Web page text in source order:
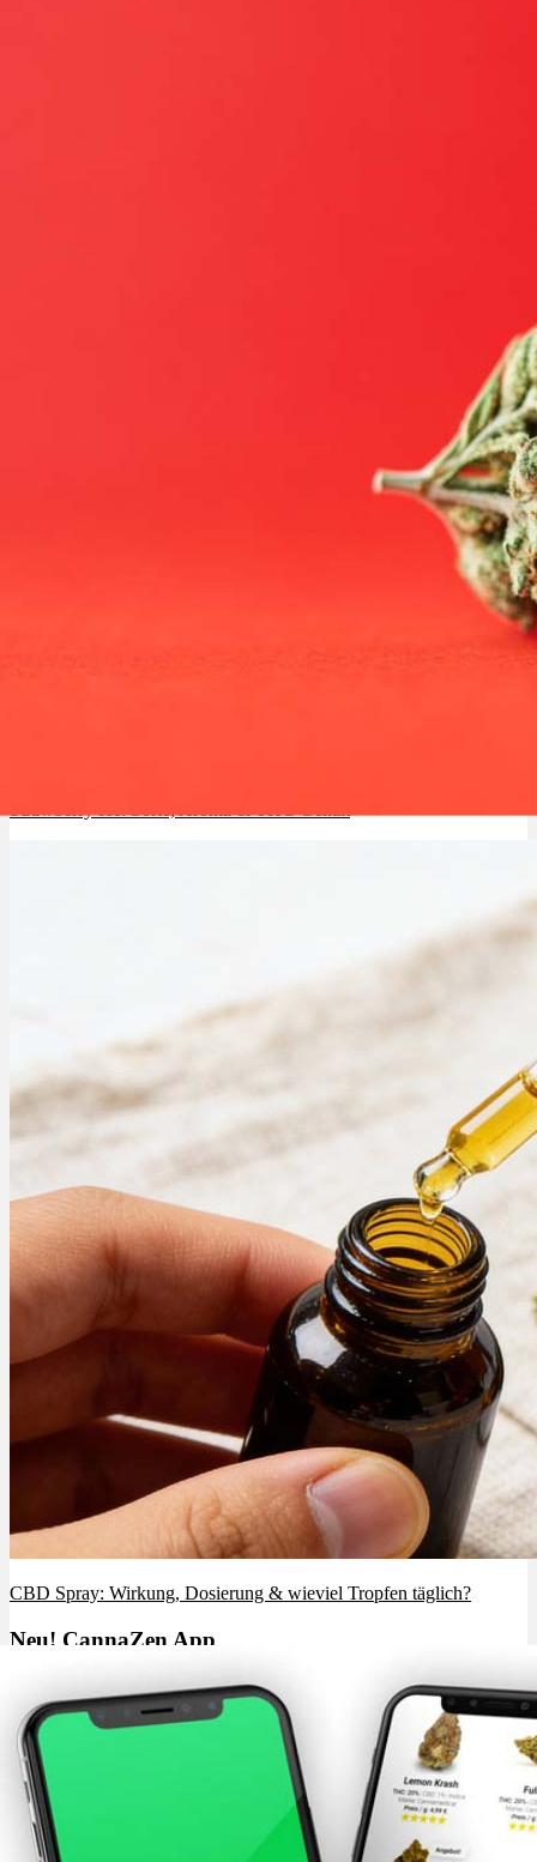
CBD Spray: Wirkung, Dosierung & wieviel Tropfen täglich?
Neu! CannaZen App